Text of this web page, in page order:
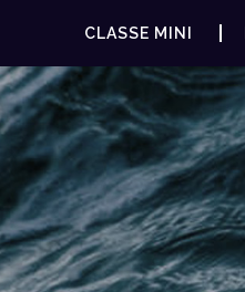
CLASSE MINI